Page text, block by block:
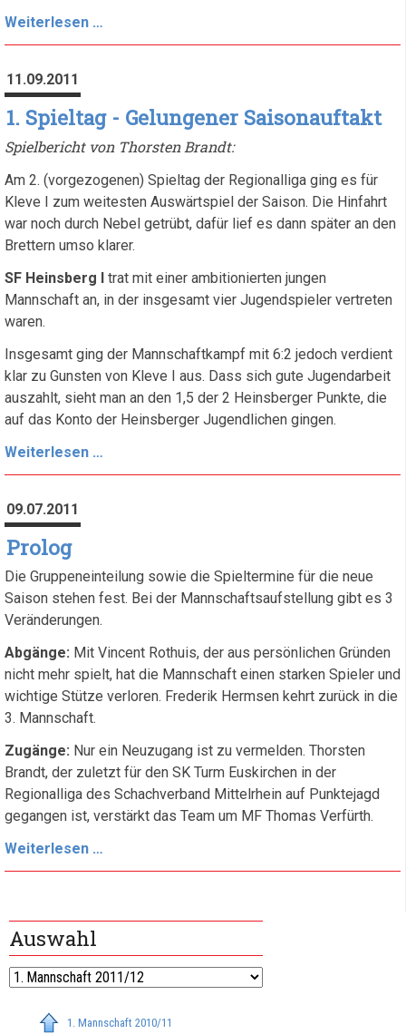
Weiterlesen …
Spieltag
Sieg
gegen
Aufsteiger
11.09.2011
1. Spieltag - Gelungener Saisonauftakt
Spielbericht von Thorsten Brandt:
Am 2. (vorgezogenen) Spieltag der Regionalliga ging es für
Kleve I zum weitesten Auswärtspiel der Saison. Die Hinfahrt
war noch durch Nebel getrübt, dafür lief es dann später an den
Brettern umso klarer.
SF Heinsberg I trat mit einer ambitionierten jungen
Mannschaft an, in der insgesamt vier Jugendspieler vertreten
waren.
Insgesamt ging der Mannschaftkampf mit 6:2 jedoch verdient
klar zu Gunsten von Kleve I aus. Dass sich gute Jugendarbeit
auszahlt, sieht man an den 1,5 der 2 Heinsberger Punkte, die
auf das Konto der Heinsberger Jugendlichen gingen.
Weiterlesen …
Spieltag
09.07.2011
Prolog
Die Gruppeneinteilung sowie die Spieltermine für die neue
Saison stehen fest. Bei der Mannschaftsaufstellung gibt es 3
Veränderungen.
Abgänge: Mit Vincent Rothuis, der aus persönlichen Gründen
nicht mehr spielt, hat die Mannschaft einen starken Spieler und
wichtige Stütze verloren. Frederik Hermsen kehrt zurück in die
3. Mannschaft.
Zugänge: Nur ein Neuzugang ist zu vermelden. Thorsten
Brandt, der zuletzt für den SK Turm Euskirchen in der
Regionalliga des Schachverband Mittelrhein auf Punktejagd
gegangen ist, verstärkt das Team um MF Thomas Verfürth.
Weiterlesen …
Auswahl
1. Mannschaft 2010/11